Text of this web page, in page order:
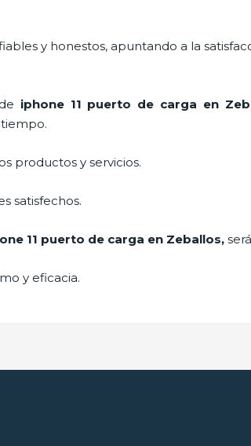
y honestos, apuntando a la
iphone 11 puerto de carga en
productos y servicios.
satisfechos.
11 puerto de carga en Zeballos,
y eficacia.